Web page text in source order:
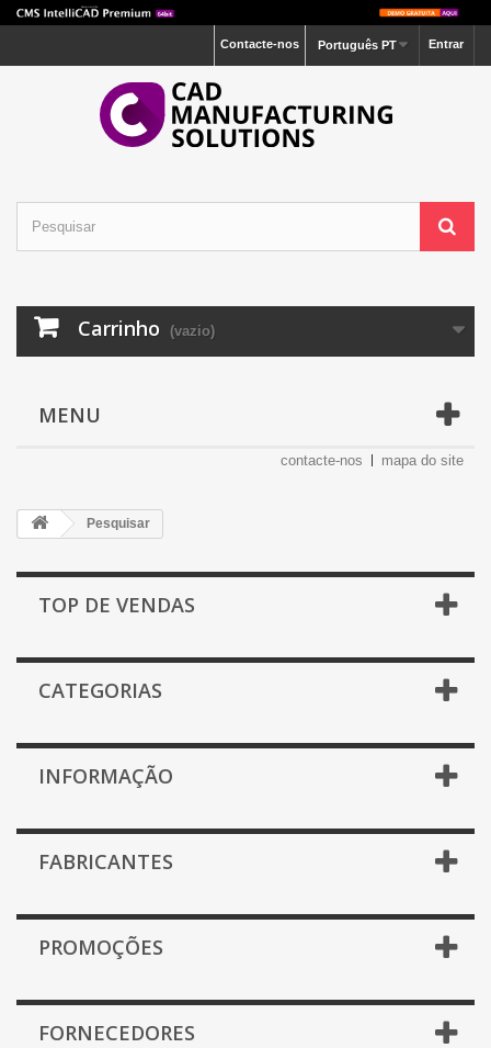
Entrar
Português PT
Contacte-nos
Carrinho (vazio)
MENU
contacte-nos mapa do site
Pesquisar
TOP DE VENDAS
CATEGORIAS
INFORMAÇÃO
FABRICANTES
PROMOÇÕES
FORNECEDORES